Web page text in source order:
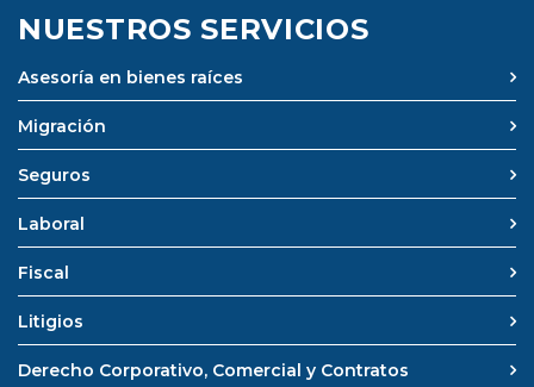
NUESTROS SERVICIOS
Asesoría en bienes raíces
Migración
Seguros
Laboral
Fiscal
Litigios
Derecho Corporativo, Comercial y Contratos